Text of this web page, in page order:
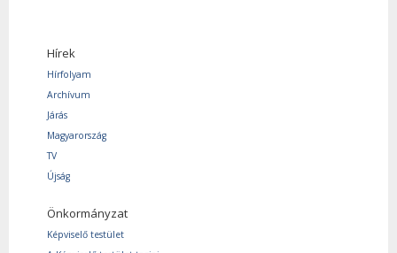
Hírek
Hírfolyam
Archívum
Járás
Magyarország
TV
Újság
Önkormányzat
Képviselő testület